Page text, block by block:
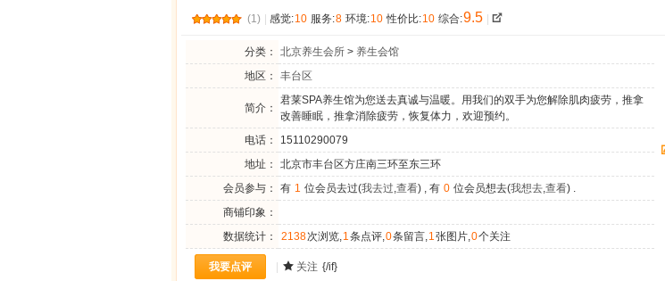
(1) 感觉:10 服务:8 环境:10 性价比:10 综合:9.5
分类： 北京养生会所 > 养生会馆
地区：
丰台区
简介：
君莱SPA养生馆为您送去真诚与温暖。用我们的双手为您解除肌肉疲劳，推拿
改善睡眠，推拿消除疲劳，恢复体力，欢迎预约。
电话：
15110290079
地址：
北京市丰台区方庄南三环至东三环
会员参与：
有 1 位会员去过(我去过,查看) , 有 0 位会员想去(我想去,查看) .
商铺印象：
数据统计：
2138次浏览,1条点评,0条留言,1张图片,0个关注
我要点评 关注 {/if}